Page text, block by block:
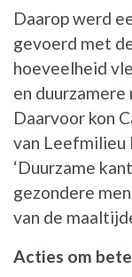
Daarop werd
gevoerd met
hoeveelheid
en
Daarvoor kon
van Leefmilieu
‘Duurzame
gezondere
van de
Acties om